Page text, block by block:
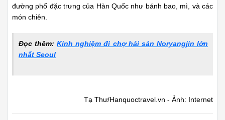
đường phố đặc trưng của Hàn Quốc như bánh bao, mì, và các
món chiên.
Đọc thêm:Kinh nghiệm đi chợ hải sản Noryangjin lớn
nhất Seoul
Tạ Thư/Hanquoctravel.vn - Ảnh: Internet